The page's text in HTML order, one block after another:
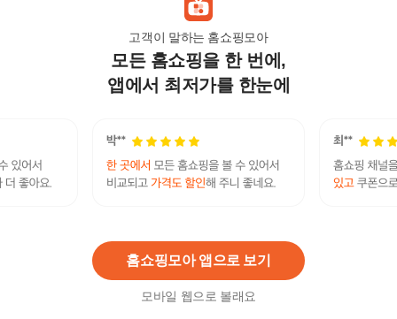
고객이 말하는 홈쇼핑모아
모든 홈쇼핑을 한 번에,
앱에서 최저가를 한눈에
홈쇼핑모아 앱으로 보기
모바일 웹으로 볼래요
남자슬렉스바지 남자 유니크 브이컷 밑단포인트
허리밴딩 루즈핏 바지
27,150 원
[브이컷][무료배송] [브이컷(v-cut)] 브이컷 코튼100